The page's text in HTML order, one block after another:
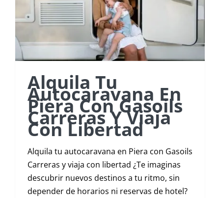
Alquila Tu
Autocaravana En
Piera Con Gasoils
Carreras Y Viaja
Con Libertad
Alquila tu autocaravana en Piera con Gasoils
Carreras y viaja con libertad ¿Te imaginas
descubrir nuevos destinos a tu ritmo, sin
depender de horarios ni reservas de hotel?